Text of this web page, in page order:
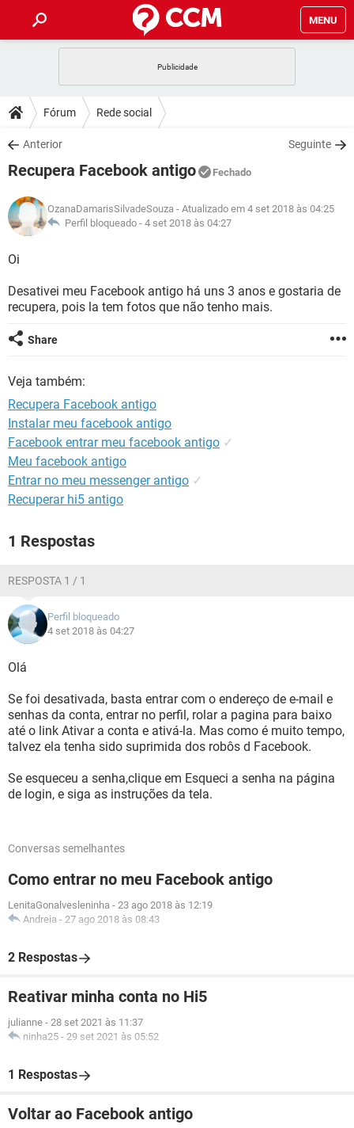
MENU
CELULAR
OUTLOOK
INSTAGRAM GMAIL
GUIA DE COMPRAS
DICAS
JOGOS
INSTAGRAM GMAIL
GUIA DE COMPRAS
DOWNLOADS
JOGOS WHATSAPP
CELULAR
OUTLOOK EXCEL
INSTAGRAM
FÓRUM
JOGOS WHATSAPP
CELULAR
OUTLOOK
INSTAGRAM GMAIL
GLOSSÁRIO
JOGOS
OUTLOOK EXCEL
INSTAGRAM
Fórum Rede social
Anterior Seguinte
Recupera Facebook antigo Fechado
OzanaDamarisSilvadeSouza - Atualizado em 4 set 2018 às 04:25
Perfil bloqueado - 4 set 2018 às 04:27
Oi
Desativei meu Facebook antigo há uns 3 anos e gostaria de
recupera, pois la tem fotos que não tenho mais.
Share
Veja também:
Recupera Facebook antigo
Instalar meu facebook antigo
Facebook entrar meu facebook antigo ✓
Meu facebook antigo
Entrar no meu messenger antigo ✓
Recuperar hi5 antigo
1 Respostas
RESPOSTA 1 / 1
Perfil bloqueado
4 set 2018 às 04:27
Olá
Se foi desativada, basta entrar com o endereço de e-mail e
senhas da conta, entrar no perfil, rolar a pagina para baixo
até o link Ativar a conta e ativá-la. Mas como é muito tempo,
talvez ela tenha sido suprimida dos robôs d Facebook.
Se esqueceu a senha,clique em Esqueci a senha na página
de login, e siga as instruções da tela.
Conversas semelhantes
Como entrar no meu Facebook antigo
LenitaGonalvesleninha - 23 ago 2018 às 12:19
Andreia - 27 ago 2018 às 08:43
2 Respostas
Reativar minha conta no Hi5
julianne - 28 set 2021 às 11:37
ninha25 - 29 set 2021 às 05:52
1 Respostas
Voltar ao Facebook antigo